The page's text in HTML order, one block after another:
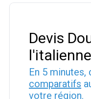
Devis
l'italienne
En 5 minutes,
comparatifs
votre région.